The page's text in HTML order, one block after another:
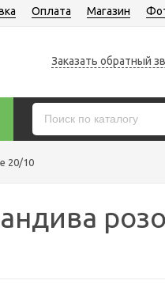
Оплата Магазин
Заказать обратный
20/10